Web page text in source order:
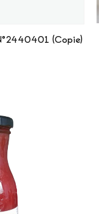
(Copie)